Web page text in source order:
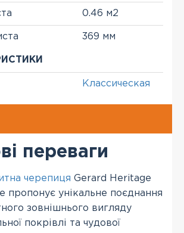
0.46 м2
369 мм
Классическая
переваги
черепиця Gerard Heritage
пропонує унікальне поєднання
зовнішнього вигляду
покрівлі та чудової